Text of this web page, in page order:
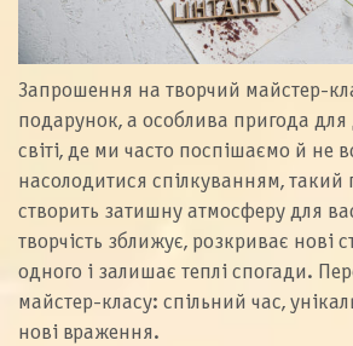
Запрошення на творчий майстер-
подарунок, а особлива пригода
світі, де ми часто поспішаємо й не
насолодитися спілкуванням, такий
створить затишну атмосферу для
творчість зближує, розкриває нові
одного і залишає теплі спогади.
майстер-класу: спільний час,
нові враження.